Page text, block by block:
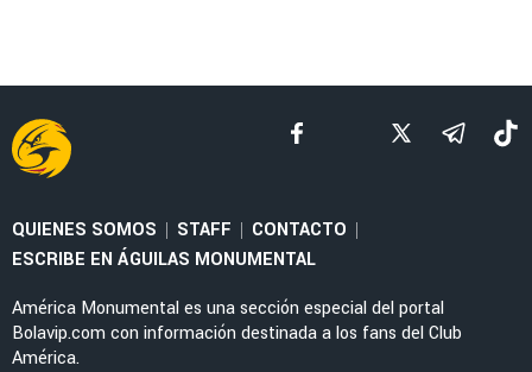
QUIENES SOMOS | STAFF | CONTACTO |
ESCRIBE EN ÁGUILAS MONUMENTAL
América Monumental es una sección especial del portal
Bolavip.com con información destinada a los fans del Club
América.